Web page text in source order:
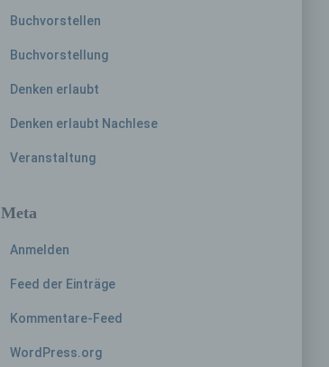
Buchvorstellen
Buchvorstellung
Denken erlaubt
Denken erlaubt Nachlese
Veranstaltung
Meta
Anmelden
Feed der Einträge
Kommentare-Feed
WordPress.org